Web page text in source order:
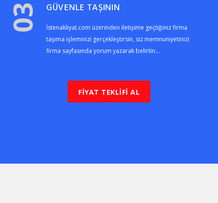
03 GÜVENLE TAŞININ
İstenakliyat.com üzerinden iletişime geçtiğiniz firma
taşıma işleminizi gerçekleştirsin, siz memnuniyetinizi
firma sayfasında yorum yazarak belirtin...
FİYAT TEKLİFİ AL